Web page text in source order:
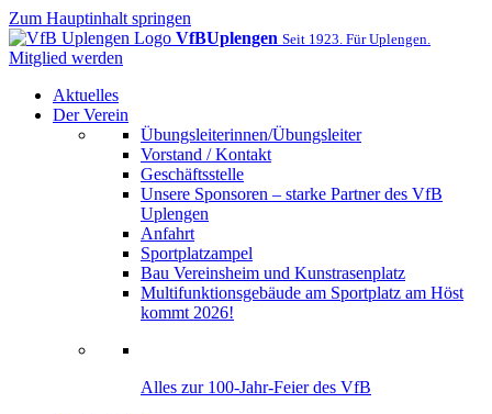
Zum Hauptinhalt springen
VfBUplengen Seit 1923. Für Uplengen.
Mitglied werden
Aktuelles
Der Verein
Übungsleiterinnen/Übungsleiter
Vorstand / Kontakt
Geschäftsstelle
Unsere Sponsoren – starke Partner des VfB
Uplengen
Anfahrt
Sportplatzampel
Bau Vereinsheim und Kunstrasenplatz
Multifunktionsgebäude am Sportplatz am Höst
kommt 2026!
Alles zur 100-Jahr-Feier des VfB